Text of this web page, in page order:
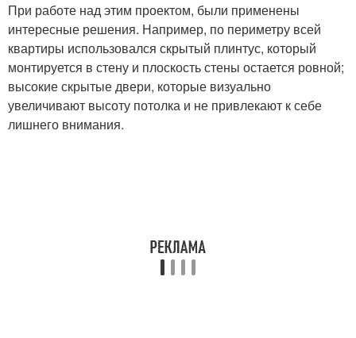
При работе над этим проектом, были применены
интересные решения. Например, по периметру всей
квартиры использовался скрытый плинтус, который
монтируется в стену и плоскость стены остается ровной;
высокие скрытые двери, которые визуально
увеличивают высоту потолка и не привлекают к себе
лишнего внимания.